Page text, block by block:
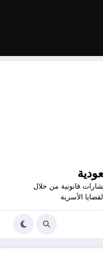
قانونية من خلال
الأسرية